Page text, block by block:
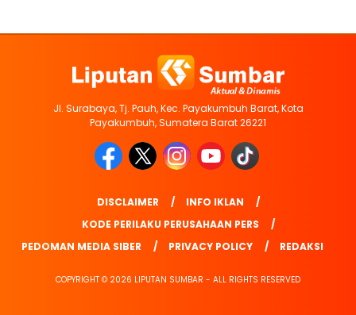
Jl. Surabaya, Tj. Pauh, Kec. Payakumbuh Barat, Kota
Payakumbuh, Sumatera Barat 26221
DISCLAIMER
INFO IKLAN
KODE PERILAKU PERUSAHAAN PERS
PEDOMAN MEDIA SIBER
PRIVACY POLICY REDAKSI
COPYRIGHT © 2026 LIPUTAN SUMBAR - ALL RIGHTS RESERVED